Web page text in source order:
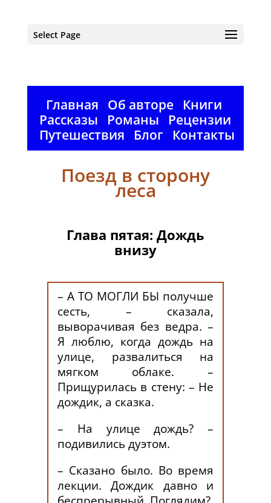
Select Page
Главная Об авторе
Книги
Рассказы
Романы
Рецензии
Путешествия
Блог Контакты
Поезд в сторону
леса
Глава пятая: Дождь
внизу
– А ТО МОГЛИ БЫ получше
сесть, – сказала,
выворачивая без ведра. –
Я люблю, когда дождь на
улице, развалиться на
мягком облаке. –
Прищурилась в стену: – Не
дождик, а сказка.
– На улице дождь? –
подивились дуэтом.
– Сказано было. Во время
лекции. Дождик давно и